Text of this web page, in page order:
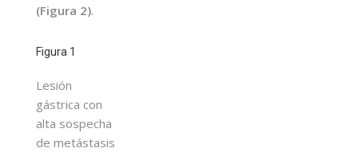
(Figura 2).
Figura 1
Lesión
gástrica con
alta sospecha
de metástasis